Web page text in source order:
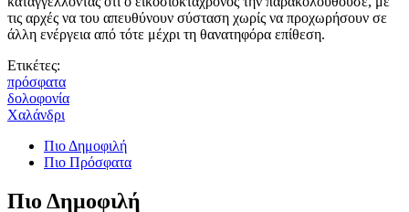
τις αρχές να του απευθύνουν σύσταση χωρίς να προχωρήσουν σε
άλλη ενέργεια από τότε μέχρι τη θανατηφόρα επίθεση.
Ετικέτες:
πρόσφατα
δολοφονία
Χαλάνδρι
Πιο Δημοφιλή
Πιο Πρόσφατα
Πιο Δημοφιλή